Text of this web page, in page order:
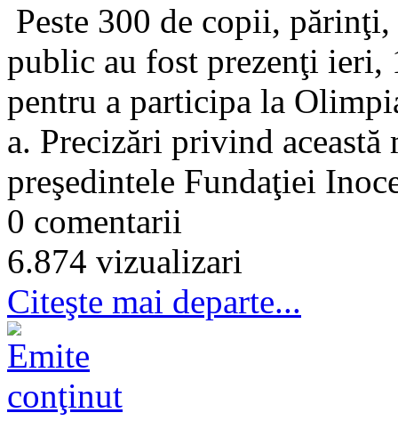
Peste 300 de copii,
public au fost prezenţi
pentru a participa la
a. Precizări privind
preşedintele Fundaţiei
0 comentarii
6.874 vizualizari
Citeşte mai departe...